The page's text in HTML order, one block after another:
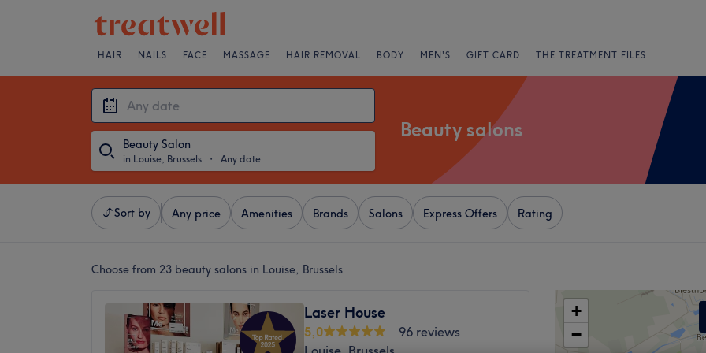
HAIR NAILS FACE MASSAGE HAIR REMOVAL BODY MEN'S GIFT CARD THE TREATMENT FILES
Beauty Salon
in Louise, Brussels ・ Any date
Beauty salons
Sort by Any price Amenities Brands Salons Express Offers Rating
Choose from 23 beauty salons in Louise, Brussels
Laser House
5,0
96 reviews
+
−